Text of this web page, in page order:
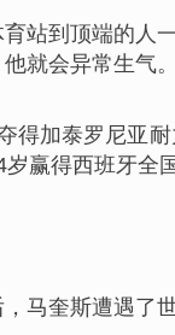
站到顶端的人
就会异常生气。
得加泰罗尼亚
赢得西班牙全
马奎斯遭遇了